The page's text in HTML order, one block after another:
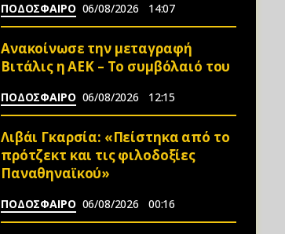
ΠΟΔΟΣΦΑΙΡΟ 06/08/2026 14:07
Ανακοίνωσε την μεταγραφή
Βιτάλις η ΑΕΚ – Το συμβόλαιό του
ΠΟΔΟΣΦΑΙΡΟ 06/08/2026 12:15
Λιβάι Γκαρσία: «Πείστηκα από το
πρότζεκτ και τις φιλοδοξίες
Παναθηναϊκού»
ΠΟΔΟΣΦΑΙΡΟ 06/08/2026 00:16